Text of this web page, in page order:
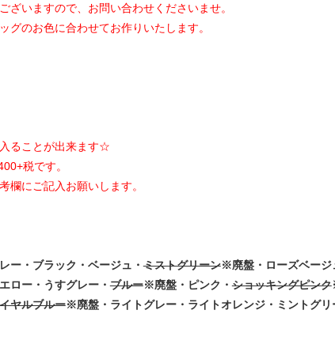
いますので、お問い合わせくださいませ。
グのお色に合わせてお作りいたします。
ることが出来ます☆
税です。
欄にご記入お願いします。
ー・ブラック・ベージュ・ミストグリーン※廃盤・ローズベージ
ロー・うすグレー・ブルー※廃盤・ピンク・ショッキングピンク
ヤルブルー※廃盤・ライトグレー・ライトオレンジ・ミントグリ